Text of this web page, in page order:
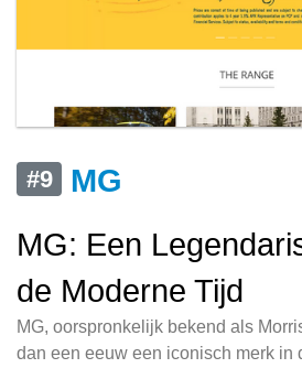
#9
MG
MG: Een
de Moderne Tijd
MG, oorspronkelijk bekend als
dan een eeuw een iconisch merk in